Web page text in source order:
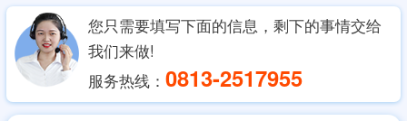
您只需要填写下面的信息，剩下的事情交给
我们来做!
服务热线：0813-2517955